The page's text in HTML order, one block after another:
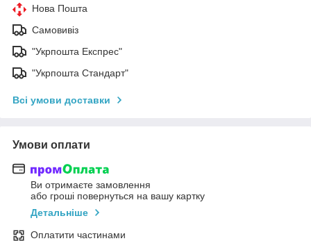
Нова Пошта
Самовивіз
"Укрпошта Експрес"
"Укрпошта Стандарт"
Всі умови доставки
Умови оплати
Ви отримаєте замовлення
або гроші повернуться на вашу картку
Детальніше
Оплатити частинами